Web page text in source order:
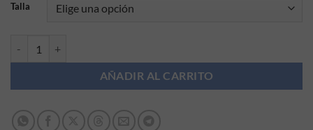
Talla
AÑADIR AL CARRITO